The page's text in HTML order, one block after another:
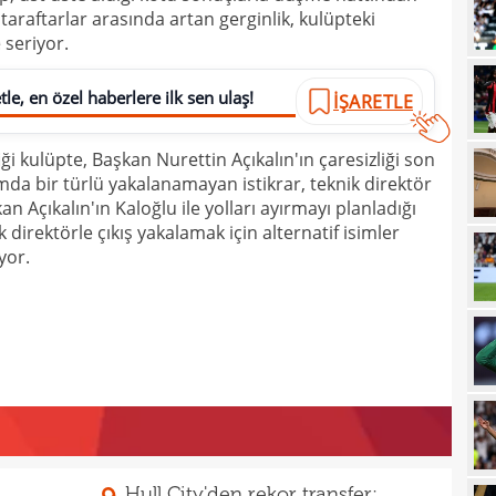
arasında artan gerginlik, kulüpteki
seriyor.
en özel haberlere ilk sen ulaş! İŞARETLE
kulüpte, Başkan Nurettin Açıkalın'ın çaresizliği son
bir türlü yakalanamayan istikrar, teknik direktör
Açıkalın'ın Kaloğlu ile yolları ayırmayı planladığı
çıkış yakalamak için alternatif isimler
Ligi